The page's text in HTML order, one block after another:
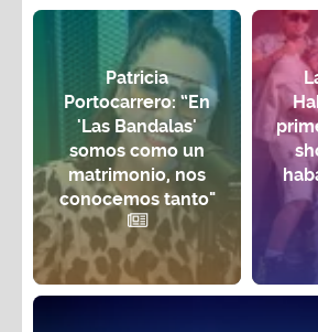
Patricia
Portocarrero: “En
'Las Bandalas'
somos como un
matrimonio, nos
conocemos tanto"